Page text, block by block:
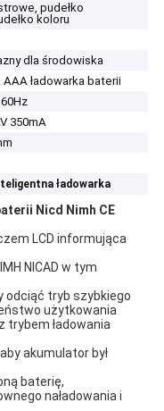
pudełko
koloru
dla środowiska
AAA ładowarka baterii
350mA
ładowarka
Nicd Nimh CE
LCD informująca
NICAD w tym
odciąć tryb szybkiego
użytkowania
trybem ładowania
akumulator był
baterię,
naładowania i